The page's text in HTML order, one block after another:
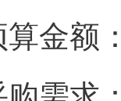
算金额